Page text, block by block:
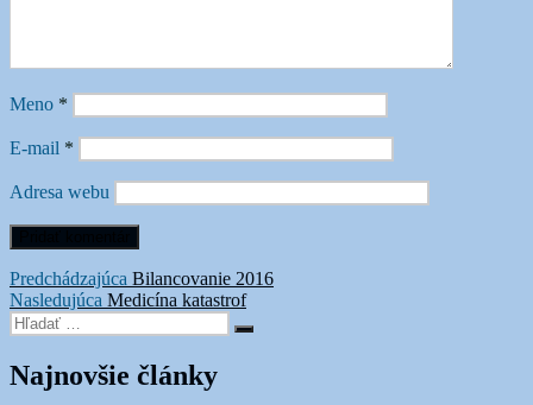
Meno *
E-mail *
Adresa webu
Navigácia
v
článku
Predchádzajúca Predchádzajúci
článok:
Bilancovanie 2016
Nasledujúca Ďalší
článok:
Medicína katastrof
Hľadať:
Vyhľadávanie
Najnovšie články